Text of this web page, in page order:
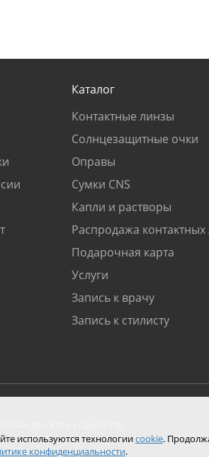
Каталог
Контактные линзы
Солнцезащитные очки
Оправы
Сумки CNS
Капли и растворы
Распродажа контактных
Подарочная карта
Услуги
Запись к врачу
Запись к стилисту
кодекса РФ.
используются технологииcookie.
конфиденциальности.